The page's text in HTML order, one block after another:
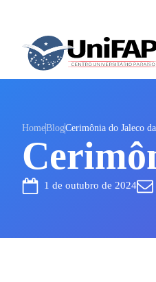
HomeBlogCerimônia do Jaleco
1 de outubro de 2024